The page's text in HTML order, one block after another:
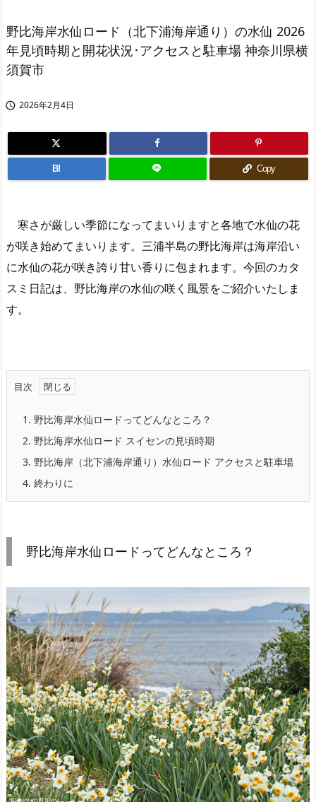
野比海岸水仙ロード（北下浦海岸通り）の水仙 2026
年見頃時期と開花状況･アクセスと駐車場 神奈川県横
須賀市
 2026年2月4日
B! Copy
寒さが厳しい季節になってまいりますと各地で水仙の花
が咲き始めてまいります。三浦半島の野比海岸は海岸沿い
に水仙の花が咲き誇り甘い香りに包まれます。今回のカタ
スミ日記は、野比海岸の水仙の咲く風景をご紹介いたしま
す。
目次
1. 野比海岸水仙ロードってどんなところ？
2. 野比海岸水仙ロード スイセンの見頃時期
3. 野比海岸（北下浦海岸通り）水仙ロード アクセスと駐車場
4. 終わりに
野比海岸水仙ロードってどんなところ？